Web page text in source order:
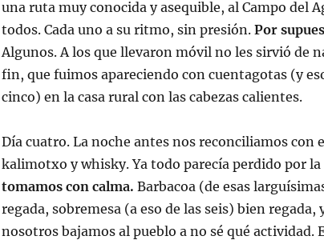
una ruta muy conocida y asequible, al Campo del
todos. Cada uno a su ritmo, sin presión. Por
Algunos. A los que llevaron móvil no les sirvió de
fin, que fuimos apareciendo con cuentagotas (y
cinco) en la casa rural con las cabezas calientes.
Día cuatro. La noche antes nos reconciliamos con
kalimotxo y whisky. Ya todo parecía perdido por la
tomamos con calma. Barbacoa (de esas
regada, sobremesa (a eso de las seis) bien regada,
nosotros bajamos al pueblo a no sé qué actividad.